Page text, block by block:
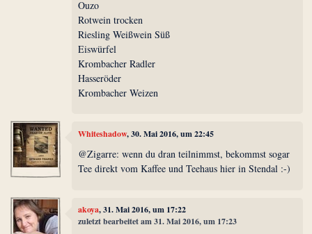
Ouzo
Rotwein trocken
Riesling Weißwein Süß
Eiswürfel
Krombacher Radler
Hasseröder
Krombacher Weizen
Whiteshadow, 30. Mai 2016, um 22:45
@Zigarre: wenn du dran teilnimmst, bekommst sogar
Tee direkt vom Kaffee und Teehaus hier in Stendal :-)
akoya, 31. Mai 2016, um 17:22
zuletzt bearbeitet am 31. Mai 2016, um 17:23